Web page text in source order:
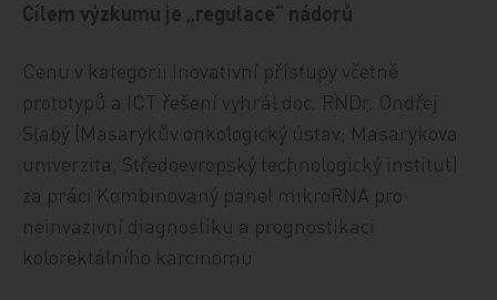
Cílem výzkumu je „regulace“ nádorů
Cenu v kategorii Inovativní přístupy včetně
prototypů a ICT řešení vyhrál doc. RNDr. Ondřej
Slabý (Masarykův onkologický ústav; Masarykova
univerzita, Středoevropský technologický institut)
za práci Kombinovaný panel mikroRNA pro
neinvazivní diagnostiku a prognostikaci
kolorektálního karcinomu.